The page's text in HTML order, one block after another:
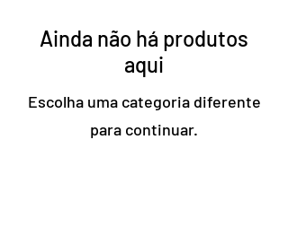
Ainda não há produtos
aqui
Escolha uma categoria diferente
para continuar.